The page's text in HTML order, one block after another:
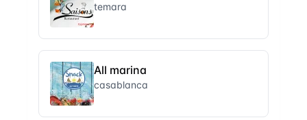
temara
All marina
casablanca